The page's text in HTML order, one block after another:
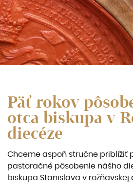
Päť rokov
otca biskupa v
diecéze
Chceme aspoň stručne priblížiť
pastoračné pôsobenie nášho
biskupa Stanislava v rožňavskej